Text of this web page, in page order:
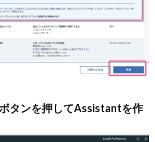
タンを押してAssistantを作